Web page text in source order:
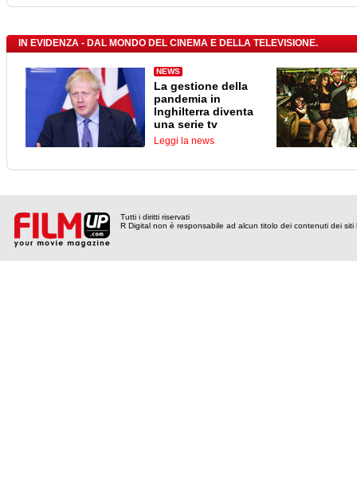
IN EVIDENZA - DAL MONDO DEL CINEMA E DELLA TELEVISIONE.
NEWS
La gestione della
pandemia in
Inghilterra diventa
una serie tv
Leggi la news
Tutti i diritti riservati
R Digital non è responsabile ad alcun titolo dei contenuti dei siti